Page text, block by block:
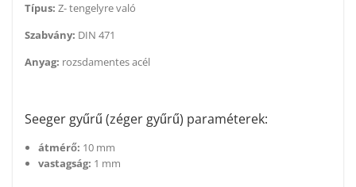
Típus: Z- tengelyre való
Szabvány: DIN 471
Anyag: rozsdamentes acél
Seeger gyűrű (zéger gyűrű) paraméterek:
átmérő: 10 mm
vastagság: 1 mm